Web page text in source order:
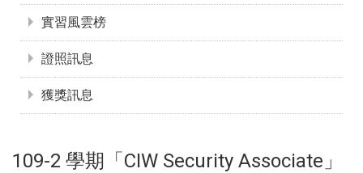
實習風雲榜
證照訊息
獲獎訊息
109-2 學期「CIW Security Associate」